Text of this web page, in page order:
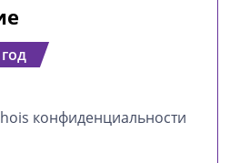
конфиденциальности